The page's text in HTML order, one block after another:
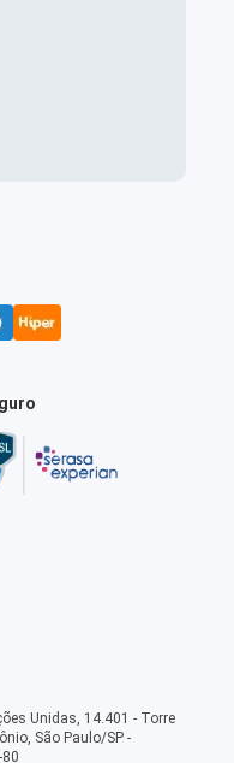
Unidas, 14.401 - Torre
São Paulo/SP -